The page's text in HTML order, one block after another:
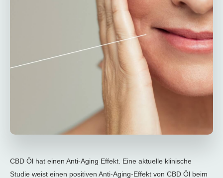
CBD Öl hat einen Anti-Aging Effekt. Eine aktuelle klinische
Studie weist einen positiven Anti-Aging-Effekt von CBD Öl beim